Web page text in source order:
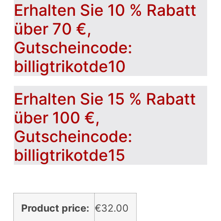
Erhalten Sie 10 % Rabatt
über 70 €,
Gutscheincode:
billigtrikotde10
Erhalten Sie 15 % Rabatt
über 100 €,
Gutscheincode:
billigtrikotde15
Product price: €32.00